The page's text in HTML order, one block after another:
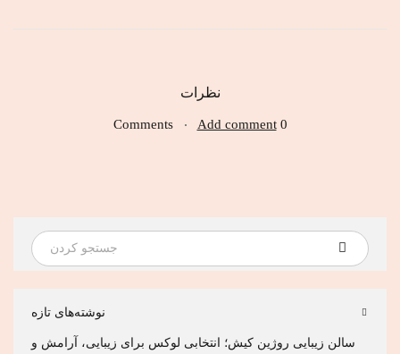
نظرات
0 Comments
Add comment
نوشته‌های تازه
سالن زیبایی روژین کیش؛ انتخابی لوکس برای زیبایی، آرامش و